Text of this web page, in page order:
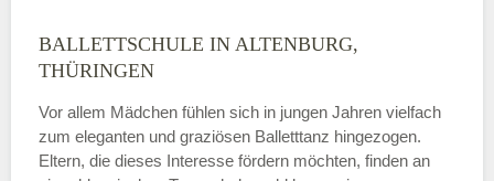
—
Freitag
BALLETTSCHULE IN ALTENBURG,
THÜRINGEN
Vor allem Mädchen fühlen sich in jungen Jahren vielfach
zum eleganten und graziösen Balletttanz hingezogen.
Eltern, die dieses Interesse fördern möchten, finden an